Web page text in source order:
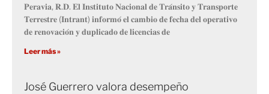
𝐏𝐞𝐫𝐚𝐯𝐢𝐚, 𝐑.𝐃. 𝐄𝐥 𝐈𝐧𝐬𝐭𝐢𝐭𝐮𝐭𝐨 𝐍𝐚𝐜𝐢𝐨𝐧𝐚𝐥 𝐝𝐞 𝐓𝐫𝐚́𝐧𝐬𝐢𝐭𝐨 𝐲 𝐓𝐫𝐚𝐧𝐬𝐩𝐨𝐫𝐭𝐞
𝐓𝐞𝐫𝐫𝐞𝐬𝐭𝐫𝐞 (𝐈𝐧𝐭𝐫𝐚𝐧𝐭) 𝐢𝐧𝐟𝐨𝐫𝐦𝐨́ 𝐞𝐥 𝐜𝐚𝐦𝐛𝐢𝐨 𝐝𝐞 𝐟𝐞𝐜𝐡𝐚 𝐝𝐞𝐥 𝐨𝐩𝐞𝐫𝐚𝐭𝐢𝐯𝐨
𝐝𝐞 𝐫𝐞𝐧𝐨𝐯𝐚𝐜𝐢𝐨́𝐧 𝐲 𝐝𝐮𝐩𝐥𝐢𝐜𝐚𝐝𝐨 𝐝𝐞 𝐥𝐢𝐜𝐞𝐧𝐜𝐢𝐚𝐬 𝐝𝐞
Leer más »
José Guerrero valora desempeño